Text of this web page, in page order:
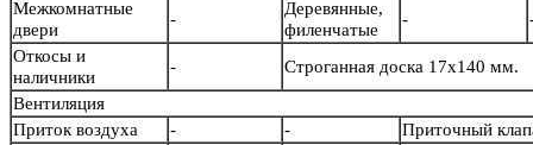
Межкомнатные
двери
-
Деревянные,
филенчатые
-
Откосы и
наличники
-
Строганная доска 17х140 мм.
Вентиляция
Приток воздуха
- -
Приточный